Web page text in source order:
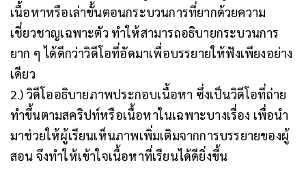
เนื้อหาหรือเล่าขั้นตอนกระบวนการที่ยากด้วยความ
เชี่ยวชาญเฉพาะตัว ทำให้สามารถอธิบายกระบวนการ
ยาก ๆ ได้ดีกว่าวิดีโอที่อัดมาเพื่อบรรยายให้ฟังเพียงอย่าง
เดียว
2.) วิดีโออธิบายภาพประกอบเนื้อหา ซึ่งเป็นวิดีโอที่ถ่าย
ทำขึ้นตามสคริปท์หรือเนื้อหาในเฉพาะบางเรื่อง เพื่อนำ
มาช่วยให้ผู้เรียนเห็นภาพเพิ่มเติมจากการบรรยายของผู้
สอน จึงทำให้เข้าใจเนื้อหาที่เรียนได้ดียิ่งขึ้น